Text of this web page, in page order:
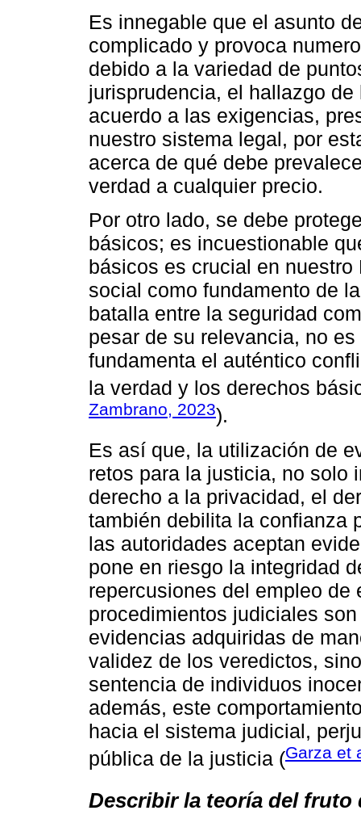
Es innegable que el asunto
complicado y provoca
debido a la variedad de
jurisprudencia, el hallazgo
acuerdo a las exigencias,
nuestro sistema legal, por
acerca de qué debe
verdad a cualquier precio.
Por otro lado, se debe
básicos; es incuestionable
básicos es crucial en
social como fundamento de
batalla entre la seguridad
pesar de su relevancia, no
fundamenta el auténtico
la verdad y los derechos
Zambrano, 2023).
Es así que, la utilización de
retos para la justicia, no solo
derecho a la privacidad, el
también debilita la confianza
las autoridades aceptan
pone en riesgo la integridad
repercusiones del empleo
procedimientos judiciales
evidencias adquiridas de
validez de los veredictos,
sentencia de individuos
además, este
hacia el sistema judicial,
pública de la justicia (Garza et
Describir la teoría del fruto